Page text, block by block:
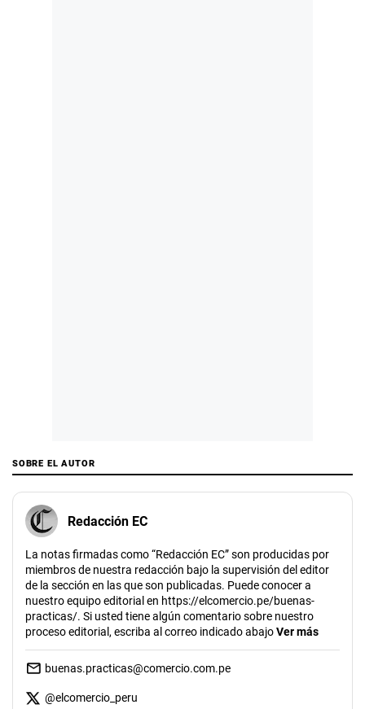
SOBRE EL AUTOR
Redacción EC
La notas firmadas como “Redacción EC” son producidas por
miembros de nuestra redacción bajo la supervisión del editor
de la sección en las que son publicadas. Puede conocer a
nuestro equipo editorial en https://elcomercio.pe/buenas-
practicas/. Si usted tiene algún comentario sobre nuestro
proceso editorial, escriba al correo indicado abajoVer más
buenas.practicas@comercio.com.pe
@elcomercio_peru